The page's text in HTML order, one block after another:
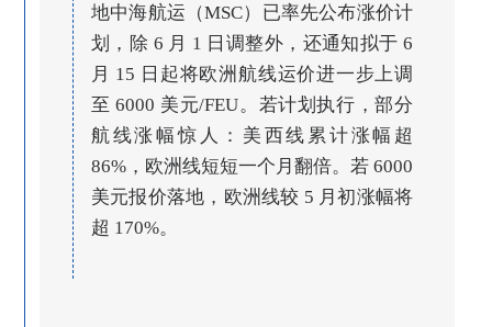
地中海航运（MSC）已率先公布涨价计
划，除 6 月 1 日调整外，还通知拟于 6
月 15 日起将欧洲航线运价进一步上调
至 6000 美元/FEU。若计划执行，部分
航线涨幅惊人：美西线累计涨幅超
86%，欧洲线短短一个月翻倍。若 6000
美元报价落地，欧洲线较 5 月初涨幅将
超 170%。